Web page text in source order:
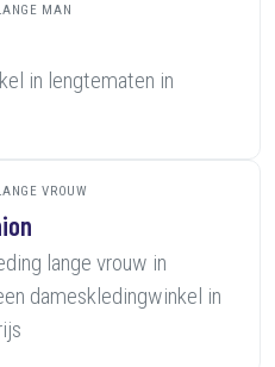
MAN
in lengtematen in
VROUW
lange vrouw in
dameskledingwinkel in